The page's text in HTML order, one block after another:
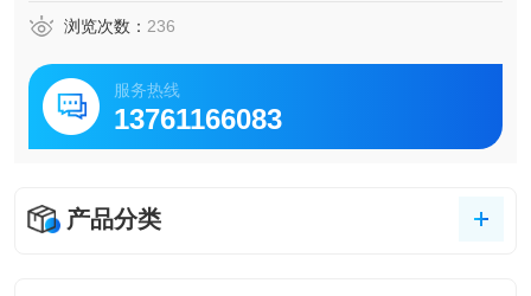
子、趋化因子、生长因子、基质金属蛋白酶、脂肪因子等。
浏览次数： 236
服务热线
13761166083
产品分类